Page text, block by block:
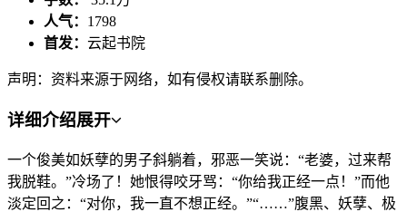
人气： 1798
首发： 云起书院
声明：资料来源于网络，如有侵权请联系删除。
详细介绍展开
一个俊美如妖孽的男子斜躺着，邪恶一笑说：“老婆，过来帮
我脱鞋。”冷场了！她恨得咬牙骂：“你给我正经一点！”而他
淡定回之：“对你，我一直不想正经。”“……”腹黑、妖孽、极